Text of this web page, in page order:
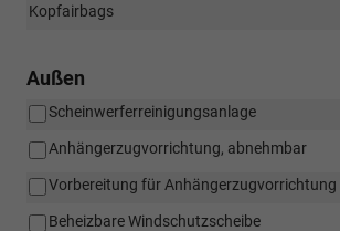
Kopfairbags
Außen
Scheinwerferreinigungsanlage
Anhängerzugvorrichtung, abnehmbar
Vorbereitung für Anhängerzugvorrichtung
Beheizbare Windschutzscheibe